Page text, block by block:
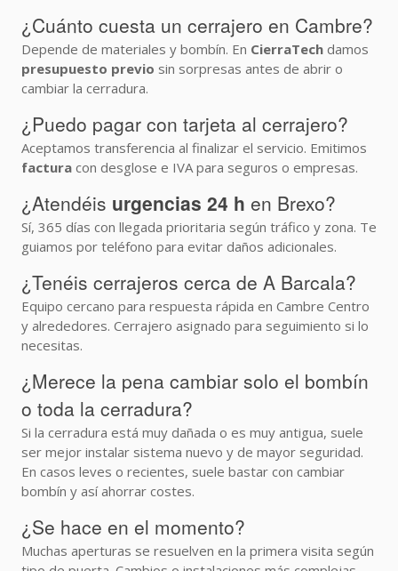
¿Cuánto cuesta un cerrajero en Cambre?
Depende de materiales y bombín. En CierraTech damos
presupuesto previo sin sorpresas antes de abrir o
cambiar la cerradura.
¿Puedo pagar con tarjeta al cerrajero?
Aceptamos transferencia al finalizar el servicio. Emitimos
factura con desglose e IVA para seguros o empresas.
¿Atendéis urgencias 24 h en Brexo?
Sí, 365 días con llegada prioritaria según tráfico y zona. Te
guiamos por teléfono para evitar daños adicionales.
¿Tenéis cerrajeros cerca de A Barcala?
Equipo cercano para respuesta rápida en Cambre Centro
y alrededores. Cerrajero asignado para seguimiento si lo
necesitas.
¿Merece la pena cambiar solo el bombín
o toda la cerradura?
Si la cerradura está muy dañada o es muy antigua, suele
ser mejor instalar sistema nuevo y de mayor seguridad.
En casos leves o recientes, suele bastar con cambiar
bombín y así ahorrar costes.
¿Se hace en el momento?
Muchas aperturas se resuelven en la primera visita según